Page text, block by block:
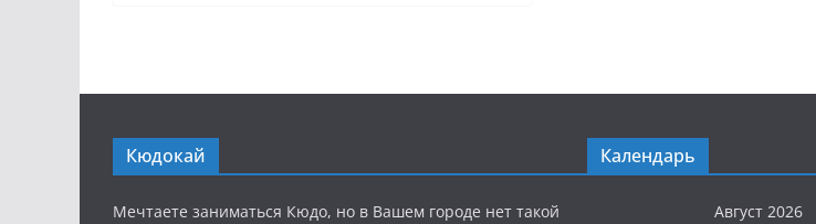
Кюдокай
Мечтаете заниматься Кюдо, но в Вашем городе нет такой
Календарь
Август 2026